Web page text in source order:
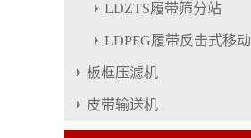
LDZTS履带筛分站
LDPFG履带反击式移动
板框压滤机
皮带输送机